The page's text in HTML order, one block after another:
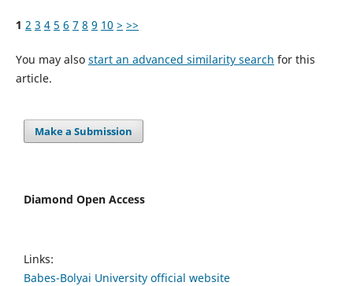
1 2 3 4 5 6 7 8 9 10 > >>
You may also start an advanced similarity search for this
article.
Make a Submission
Diamond Open Access
Links:
Babes-Bolyai University official website